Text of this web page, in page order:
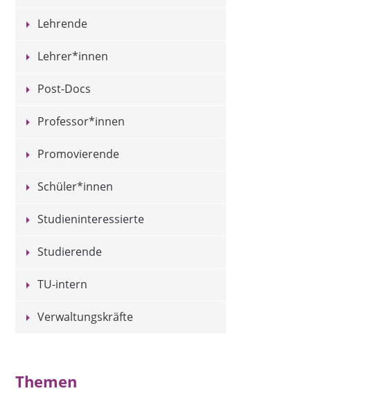
Lehrende
Lehrer*innen
Post-Docs
Professor*innen
Promovierende
Schüler*innen
Studieninteressierte
Studierende
TU-intern
Verwaltungskräfte
Themen